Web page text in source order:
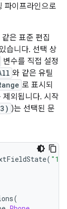
파이프라인으로
같은 표준 편집
습니다. 선택 상
변수를 직접 설정
와 같은 유틸
로 표시되
제외됩니다. 시작
)는 선택된 문
(
(